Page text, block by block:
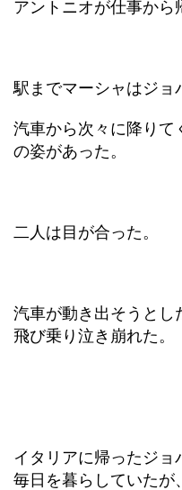
アントニオが仕事から
駅までマーシャはジョ
汽車から次々に降りて
の姿があった。
二人は目が合った。
汽車が動き出そうとし
飛び乗り泣き崩れた。
イタリアに帰ったジ
毎日を暮らしていたが